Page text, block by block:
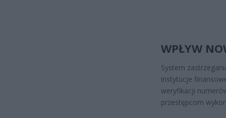
WPŁYW
System
instytucje
weryfikacji
przestępcom